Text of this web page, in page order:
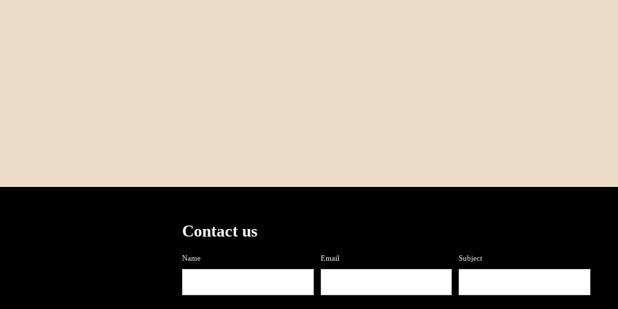
Contact us
Name Email Subject